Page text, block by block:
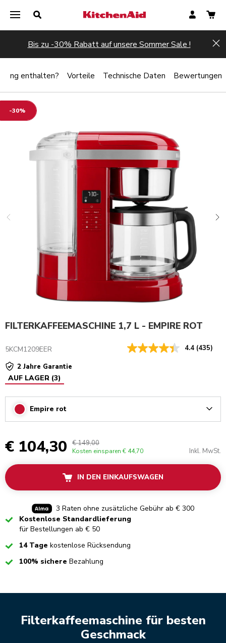
Bis zu -30% Rabatt auf unsere Sommer Sale !
-30%
FILTERKAFFEEMASCHINE 1,7 L - EMPIRE ROT
5KCM1209EER 4.4 (435)
2 Jahre Garantie
AUF LAGER (3)
Empire rot
€ 104,30 € 149,00
Kosten einsparen € 44,70 Inkl. MwSt.
IN DEN EINKAUFSWAGEN
3 Raten ohne zusätzliche Gebühr ab € 300
CheckedKostenlose Standardlieferung
für Bestellungen ab € 50
Checked14 Tage kostenlose Rücksendung
Checked100% sichere Bezahlung
Filterkaffeemaschine für besten
Geschmack
enthalten? Vorteile Technische Daten Bewertungen